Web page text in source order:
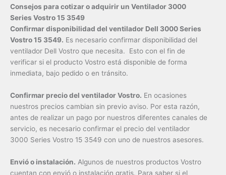
Consejos para cotizar o adquirir un Ventilador 3000
Series Vostro 15 3549
Confirmar disponibilidad del ventilador Dell 3000 Series
Vostro 15 3549. Es necesario confirmar disponibilidad del
ventilador Dell Vostro que necesita. Esto con el fin de
verificar si el producto Vostro está disponible de forma
inmediata, bajo pedido o en tránsito.
Confirmar precio del ventilador Vostro. En ocasiones
nuestros precios cambian sin previo aviso. Por esta razón,
antes de realizar un pago por nuestros diferentes canales de
servicio, es necesario confirmar el precio del ventilador
3000 Series Vostro 15 3549 con uno de nuestros asesores.
Envió o instalación. Algunos de nuestros productos Vostro
cuentan con envió o instalación gratis. Para saber si el